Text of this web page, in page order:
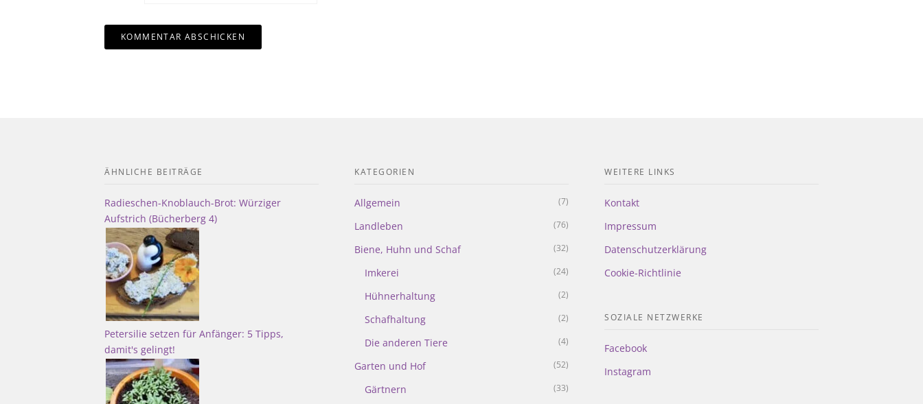
ÄHNLICHE BEITRÄGE
Radieschen-Knoblauch-Brot: Würziger
Aufstrich (Bücherberg 4)
Petersilie setzen für Anfänger: 5 Tipps,
damit's gelingt!
KATEGORIEN
Allgemein (7)
Landleben (76)
Biene, Huhn und Schaf (32)
Imkerei (24)
Hühnerhaltung (2)
Schafhaltung (2)
Die anderen Tiere (4)
Garten und Hof (52)
Gärtnern (33)
WEITERE LINKS
Kontakt
Impressum
Datenschutzerklärung
Cookie-Richtlinie
SOZIALE NETZWERKE
Facebook
Instagram